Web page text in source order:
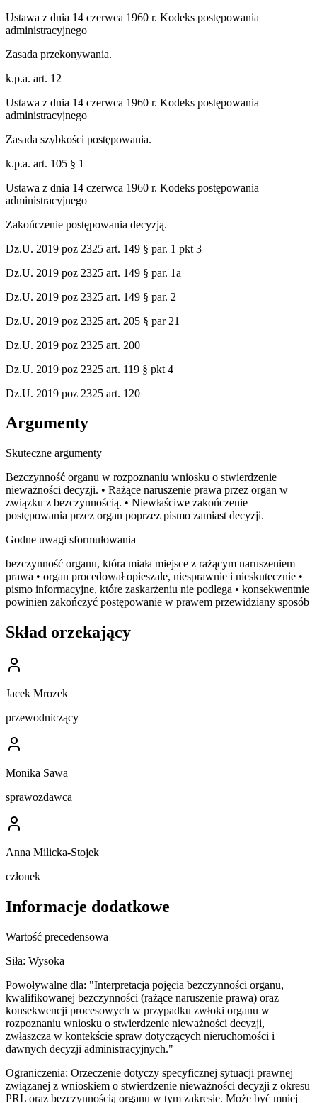
Ustawa z dnia 14 czerwca 1960 r. Kodeks postępowania
administracyjnego
Zasada przekonywania.
k.p.a. art. 12
Ustawa z dnia 14 czerwca 1960 r. Kodeks postępowania
administracyjnego
Zasada szybkości postępowania.
k.p.a. art. 105 § 1
Ustawa z dnia 14 czerwca 1960 r. Kodeks postępowania
administracyjnego
Zakończenie postępowania decyzją.
Dz.U. 2019 poz 2325 art. 149 § par. 1 pkt 3
Dz.U. 2019 poz 2325 art. 149 § par. 1a
Dz.U. 2019 poz 2325 art. 149 § par. 2
Dz.U. 2019 poz 2325 art. 205 § par 21
Dz.U. 2019 poz 2325 art. 200
Dz.U. 2019 poz 2325 art. 119 § pkt 4
Dz.U. 2019 poz 2325 art. 120
Argumenty
Skuteczne argumenty
Bezczynność organu w rozpoznaniu wniosku o stwierdzenie
nieważności decyzji. • Rażące naruszenie prawa przez organ w
związku z bezczynnością. • Niewłaściwe zakończenie
postępowania przez organ poprzez pismo zamiast decyzji.
Godne uwagi sformułowania
bezczynność organu, która miała miejsce z rażącym naruszeniem
prawa • organ procedował opieszale, niesprawnie i nieskutecznie •
pismo informacyjne, które zaskarżeniu nie podlega • konsekwentnie
powinien zakończyć postępowanie w prawem przewidziany sposób
Skład orzekający
Jacek Mrozek
przewodniczący
Monika Sawa
sprawozdawca
Anna Milicka-Stojek
członek
Informacje dodatkowe
Wartość precedensowa
Siła: Wysoka
Powoływalne dla: "Interpretacja pojęcia bezczynności organu,
kwalifikowanej bezczynności (rażące naruszenie prawa) oraz
konsekwencji procesowych w przypadku zwłoki organu w
rozpoznaniu wniosku o stwierdzenie nieważności decyzji,
zwłaszcza w kontekście spraw dotyczących nieruchomości i
dawnych decyzji administracyjnych."
Ograniczenia: Orzeczenie dotyczy specyficznej sytuacji prawnej
związanej z wnioskiem o stwierdzenie nieważności decyzji z okresu
PRL oraz bezczynnością organu w tym zakresie. Może być mniej